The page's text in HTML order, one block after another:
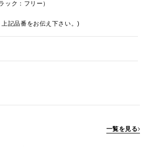
ック：フリー）
記品番をお伝え下さい。)
一覧を見る